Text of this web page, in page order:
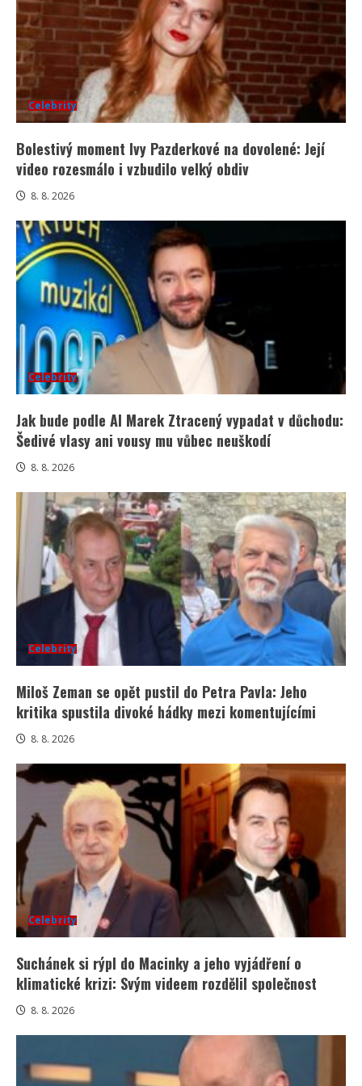
Celebrity
Bolestivý moment Ivy Pazderkové na dovolené: Její
video rozesmálo i vzbudilo velký obdiv
8. 8. 2026
Celebrity
Jak bude podle AI Marek Ztracený vypadat v důchodu:
Šedivé vlasy ani vousy mu vůbec neuškodí
8. 8. 2026
Celebrity
Miloš Zeman se opět pustil do Petra Pavla: Jeho
kritika spustila divoké hádky mezi komentujícími
8. 8. 2026
Celebrity
Suchánek si rýpl do Macinky a jeho vyjádření o
klimatické krizi: Svým videem rozdělil společnost
8. 8. 2026